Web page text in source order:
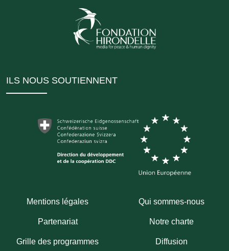
ILS NOUS SOUTIENNENT
Mentions légales Qui sommes-nous
Partenariat Notre charte
Grille des programmes Diffusion